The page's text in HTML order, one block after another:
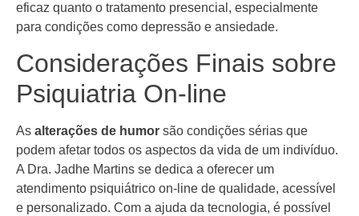
eficaz quanto o tratamento presencial, especialmente
para condições como depressão e ansiedade.
Considerações Finais sobre
Psiquiatria On-line
As alterações de humor são condições sérias que
podem afetar todos os aspectos da vida de um indivíduo.
A Dra. Jadhe Martins se dedica a oferecer um
atendimento psiquiátrico on-line de qualidade, acessível
e personalizado. Com a ajuda da tecnologia, é possível